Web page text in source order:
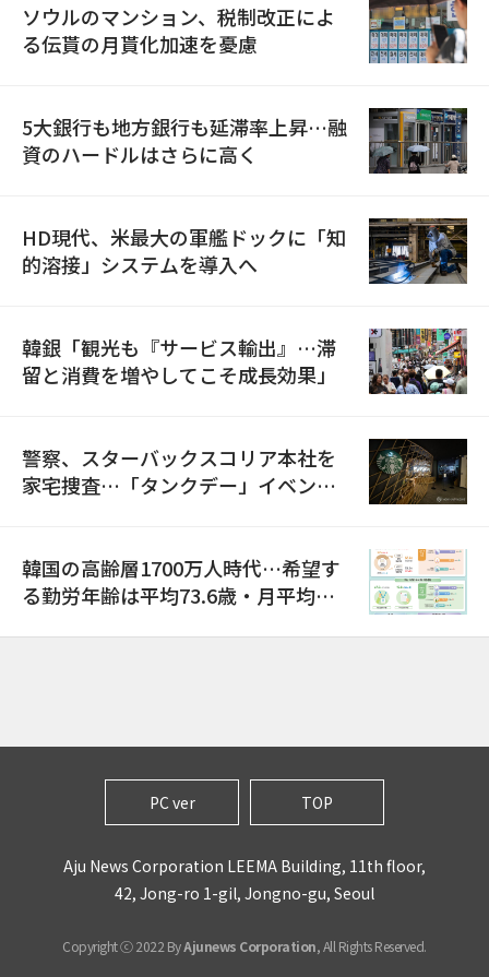
ソウルのマンション、税制改正によ
る伝貰の月貰化加速を憂慮
5大銀行も地方銀行も延滞率上昇…融
資のハードルはさらに高く
HD現代、米最大の軍艦ドックに「知
的溶接」システムを導入へ
韓銀「観光も『サービス輸出』…滞
留と消費を増やしてこそ成長効果」
警察、スターバックスコリア本社を
家宅捜査…「タンクデー」イベント
韓国の高齢層1700万人時代…希望す
る勤労年齢は平均73.6歳・月平均賃
PC ver TOP
Aju News Corporation LEEMA Building, 11th floor,
42, Jong-ro 1-gil, Jongno-gu, Seoul
Copyright ⓒ 2022 ByAjunews Corporation, All Rights Reserved.